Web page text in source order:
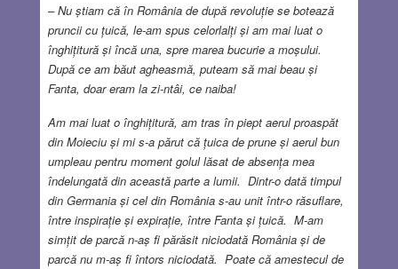
– Nu știam că în România de după revoluție se botează
pruncii cu țuică, le-am spus celorlalți și am mai luat o
înghițitură și încă una, spre marea bucurie a moșului.
După ce am băut agheasmă, puteam să mai beau și
Fanta, doar eram la zi-ntâi, ce naiba!
Am mai luat o înghițitură, am tras în piept aerul proaspăt
din Moieciu și mi s-a părut că țuica de prune și aerul bun
umpleau pentru moment golul lăsat de absența mea
îndelungată din această parte a lumii. Dintr-o dată timpul
din Germania și cel din România s-au unit într-o răsuflare,
între inspirație și expirație, între Fanta și țuică. M-am
simțit de parcă n-aș fi părăsit niciodată România și de
parcă nu m-aș fi întors niciodată. Poate că amestecul de